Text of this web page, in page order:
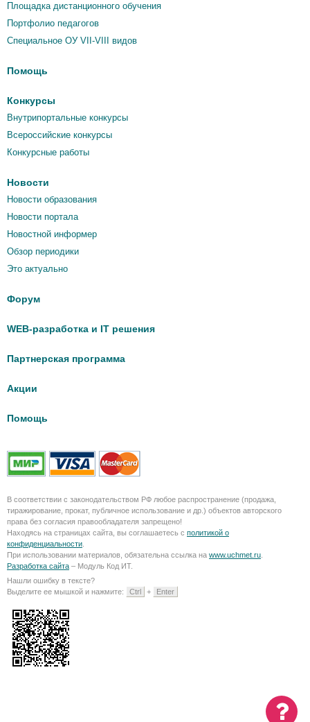
Площадка дистанционного обучения
Портфолио педагогов
Специальное ОУ VII-VIII видов
Помощь
Конкурсы
Внутрипортальные конкурсы
Всероссийские конкурсы
Конкурсные работы
Новости
Новости образования
Новости портала
Новостной информер
Обзор периодики
Это актуально
Форум
WEB-разработка и IT решения
Партнерская программа
Акции
Помощь
В соответствии с законодательством РФ любое распространение (продажа,
тиражирование, прокат, публичное использование и др.) объектов авторского
права без согласия правообладателя запрещено!
Находясь на страницах сайта, вы соглашаетесь с политикой о
конфиденциальности
При использовании материалов, обязательна ссылка на www.uchmet.ru
Разработка сайта – Модуль Код ИТ.
Нашли ошибку в тексте?
Выделите ее мышкой и нажмите:
Ctrl + Enter